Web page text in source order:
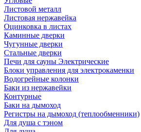
Листовой металл
Листовая нержавейка
Оцинковка в листах
Каминные дверки
Чугунные дверки
Стальные дверки
Печи для сауны Электрические
Блоки управления для электрокаменки
Водогрейные колонки
Баки из нержавейки
Контурные
Баки на дымоход
Регистры на дымоход (теплообменники)
Для душа с тэном